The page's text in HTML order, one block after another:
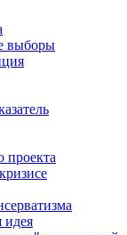
выборы
проекта
идея